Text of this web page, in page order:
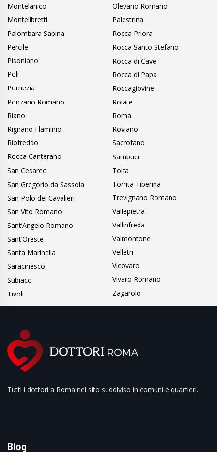
Montelanico
Montelibretti
Olevano Romano
Palestrina
Palombara Sabina
Percile
Pisoniano
Poli
Pomezia
Ponzano Romano
Riano
Rignano Flaminio
Riofreddo
Rocca Canterano
Rocca Priora
Rocca Santo Stefano
Rocca di Cave
Rocca di Papa
Roccagiovine
Roiate
Roma
Roviano
Sacrofano
Sambuci
San Cesareo
San Gregorio da Sassola
San Polo dei Cavalieri
San Vito Romano
Sant’Angelo Romano
Sant’Oreste
Santa Marinella
Saracinesco
Subiaco
Tivoli
Tolfa
Torrita Tiberina
Trevignano Romano
Vallepietra
Vallinfreda
Valmontone
Velletri
Vicovaro
Vivaro Romano
Zagarolo
Tutti i dottori a Roma nel sito suddiviso in comuni e quartieri.
Blog